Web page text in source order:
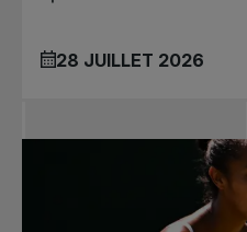
28 JUILLET 2026